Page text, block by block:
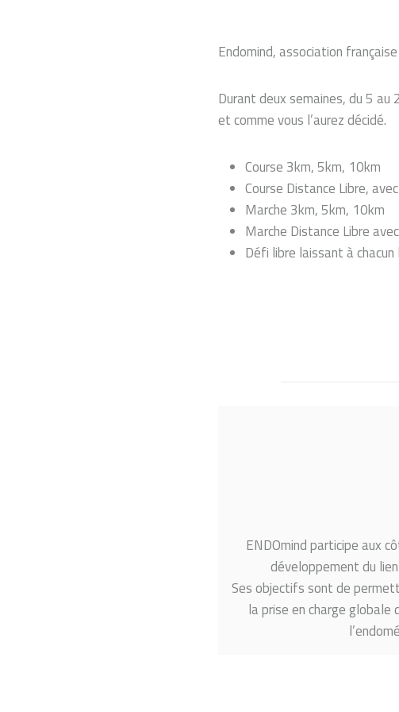
Endomind, association
Durant deux semaines, du 5
et comme vous l’aurez décidé.
Course 3km, 5km, 10km
Course Distance Libre,
Marche 3km, 5km, 10km
Marche Distance Libre
Défi libre laissant à
ENDOmind participe aux
développement du
Ses objectifs sont de
la prise en charge